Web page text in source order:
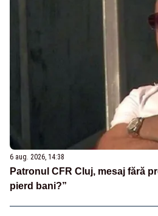
6 aug. 2026, 14:38
Patronul CFR Cluj, mesaj fără
pierd bani?”